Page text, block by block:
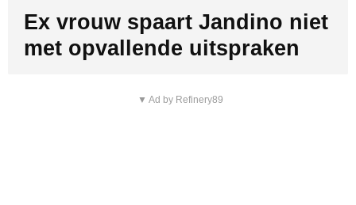
Ex vrouw spaart Jandino niet
met opvallende uitspraken
▼ Ad by Refinery89